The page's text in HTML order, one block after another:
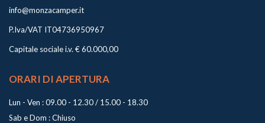
info@monzacamper.it
P.Iva/VAT IT04736950967
Capitale sociale i.v. € 60.000,00
ORARI DI APERTURA
Lun - Ven : 09.00 - 12.30 / 15.00 - 18.30
Sab e Dom : Chiuso